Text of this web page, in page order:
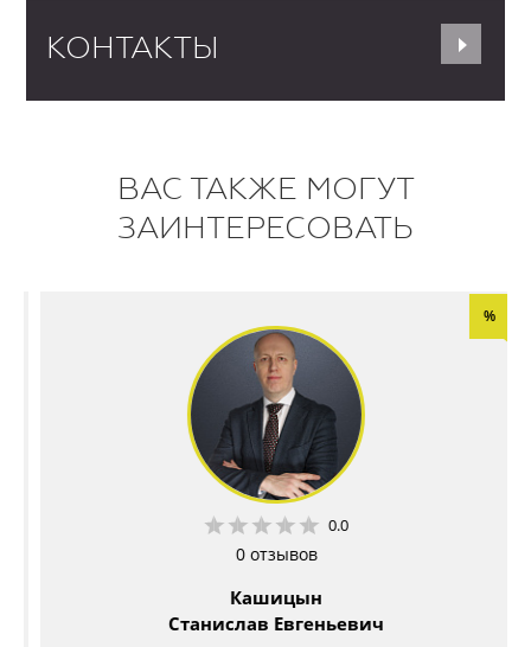
КОНТАКТЫ
ВАС ТАКЖЕ МОГУТ
ЗАИНТЕРЕСОВАТЬ
0.0
0 отзывов
Кашицын
Станислав Евгеньевич